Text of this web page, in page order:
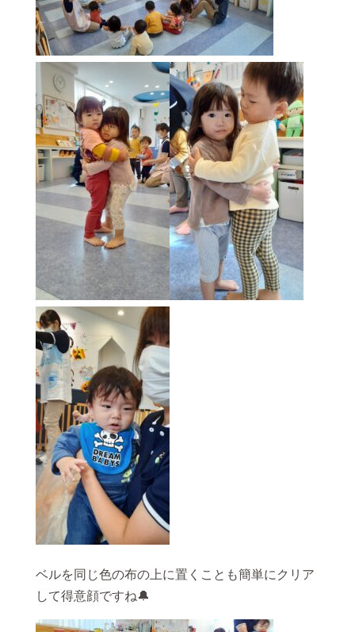
ベルを同じ色の布の上に置くことも簡単にクリア
して得意顔ですね🔔